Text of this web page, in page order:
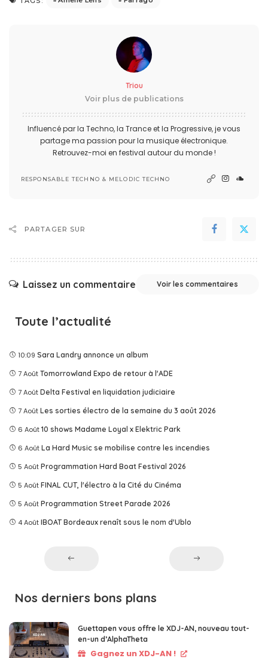
Triou
Voir plus de publications
Influencé par la Techno, la Trance et la Progressive, je vous
partage ma passion pour la musique électronique.
Retrouvez-moi en festival autour du monde !
RESPONSABLE TECHNO & MELODIC TECHNO
PARTAGER SUR
Laissez un commentaire Voir les commentaires
Toute l’actualité
10:09 Sara Landry annonce un album
7 Août Tomorrowland Expo de retour à l'ADE
7 Août Delta Festival en liquidation judiciaire
7 Août Les sorties électro de la semaine du 3 août 2026
6 Août 10 shows Madame Loyal x Elektric Park
6 Août La Hard Music se mobilise contre les incendies
5 Août Programmation Hard Boat Festival 2026
5 Août FINAL CUT, l'électro à la Cité du Cinéma
5 Août Programmation Street Parade 2026
4 Août IBOAT Bordeaux renaît sous le nom d'Ublo
Nos derniers bons plans
Guettapen vous offre le XDJ-AN, nouveau tout-
en-un d’AlphaTheta
Gagnez un XDJ-AN !